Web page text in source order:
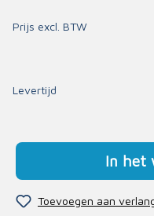
Prijs excl. BTW
Levertijd
In het
Toevoegen aan